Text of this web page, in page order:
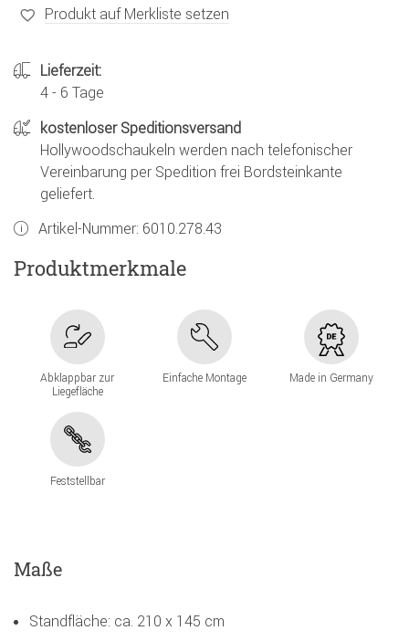
Produkt auf Merkliste setzen
Lieferzeit:
4 - 6 Tage
kostenloser Speditionsversand
Hollywoodschaukeln werden nach telefonischer
Vereinbarung per Spedition frei Bordsteinkante
geliefert.
Artikel-Nummer: 6010.278.43
Produktmerkmale
Abklappbar zur
Liegefläche
Einfache Montage Made in Germany
Feststellbar
Maße
Standfläche: ca. 210 x 145 cm